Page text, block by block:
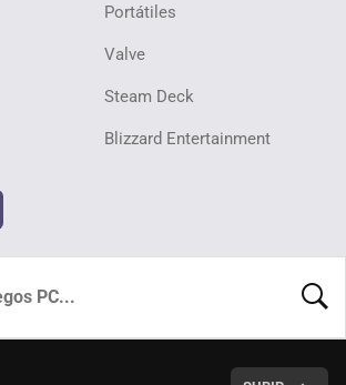
Portátiles
Valve
Steam Deck
Blizzard Entertainment